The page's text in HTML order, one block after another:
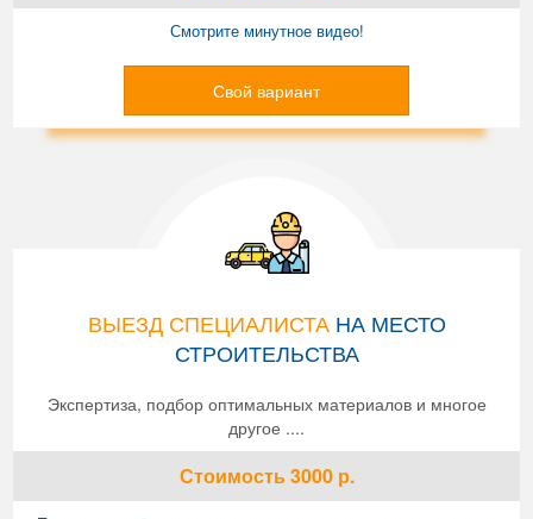
Смотрите минутное видео!
Свой вариант
ВЫЕЗД СПЕЦИАЛИСТАНА МЕСТО
СТРОИТЕЛЬСТВА
Экспертиза, подбор оптимальных материалов и многое
другое ....
Стоимость3000р.